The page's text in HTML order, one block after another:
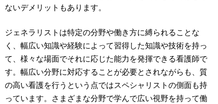
ないデメリットもあります。
ジェネラリストは特定の分野や働き方に縛られることな
く、幅広い知識や経験によって習得した知識や技術を持っ
て、様々な場面でそれに応じた能力を発揮できる看護師で
す。幅広い分野に対応することが必要とされながらも、質
の高い看護を行うという点ではスペシャリストの側面も持
っています。さまざまな分野で学んで広い視野を持って働